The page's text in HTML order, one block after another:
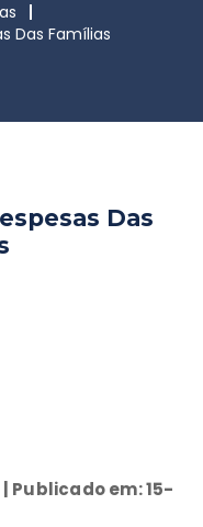
Das Famílias
Das
Publicado em: 15-